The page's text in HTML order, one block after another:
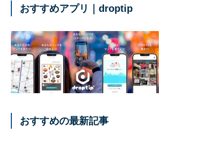
おすすめアプリ｜droptip
おすすめの最新記事